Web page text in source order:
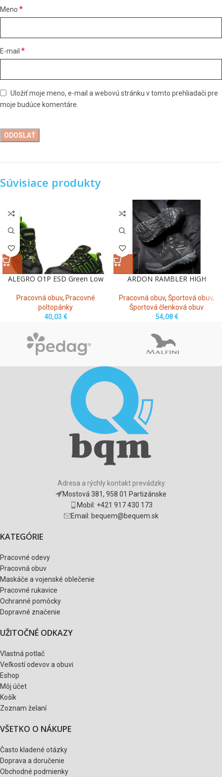
Meno *
E-mail *
Uložiť moje meno, e-mail a webovú stránku v tomto prehliadači pre
moje budúce komentáre.
Súvisiace produkty
ALEGRO O1P ESD Green Low
Pracovná obuv, Pracovné
poltopánky
40,03 €
ARDON RAMBLER HIGH
Pracovná obuv, Športová obuv,
Športová členková obuv
54,08€
Adresa a rýchly kontakt prevádzky
Mostová 381, 958 01 Partizánske
Mobil: +421 917 430 173
Email: bequem@bequem.sk
KATEGÓRIE
Pracovné odevy
Pracovná obuv
Maskáče a vojenské oblečenie
Pracovné rukavice
Ochranné pomôcky
Dopravné značenie
UŽITOČNÉ ODKAZY
Vlastná potlač
Veľkostí odevov a obuvi
Eshop
Môj účet
Košík
Zoznam želaní
VŠETKO O NÁKUPE
Často kladené otázky
Doprava a doručenie
Obchodné podmienky